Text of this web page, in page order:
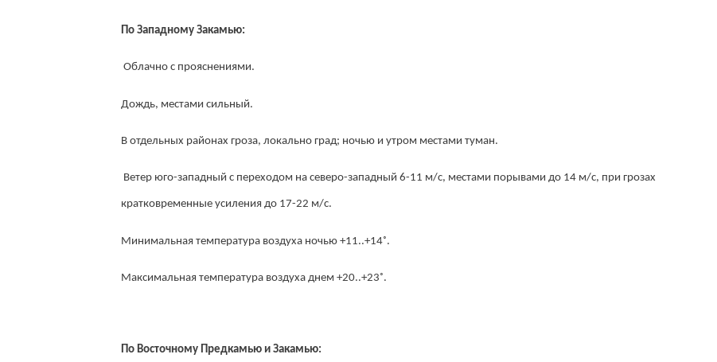
По Западному Закамью:
Облачно с прояснениями.
Дождь, местами сильный.
В отдельных районах гроза, локально град; ночью и утром местами туман.
Ветер юго-западный с переходом на северо-западный 6-11 м/с, местами порывами до 14 м/с, при грозах
кратковременные усиления до 17-22 м/с.
Минимальная температура воздуха ночью +11..+14˚.
Максимальная температура воздуха днем +20..+23˚.
По Восточному Предкамью и Закамью: